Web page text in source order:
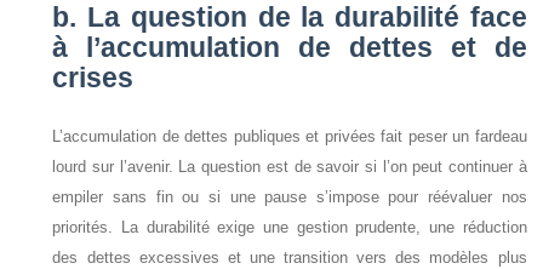
b. La question de la durabilité face
à l’accumulation de dettes et de
crises
L’accumulation de dettes publiques et privées fait peser un fardeau
lourd sur l’avenir. La question est de savoir si l’on peut continuer à
empiler sans fin ou si une pause s’impose pour réévaluer nos
priorités. La durabilité exige une gestion prudente, une réduction
des dettes excessives et une transition vers des modèles plus